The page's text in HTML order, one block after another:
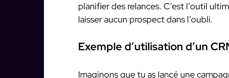
planifier des relances. C’est l’outil
laisser aucun prospect dans l’oubli.
Exemple d’utilisation d’un
Imaginons que tu as lancé une